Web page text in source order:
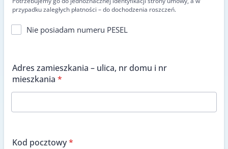
przypadku zaległych płatności – do dochodzenia roszczeń.
Nie posiadam numeru PESEL
Adres zamieszkania – ulica, nr domu i nr
mieszkania *
Kod pocztowy*